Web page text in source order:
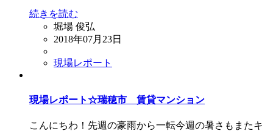
続きを読む
堀場 俊弘
2018年07月23日
現場レポート
現場レポート☆瑞穂市 賃貸マンション
こんにちわ！先週の豪雨から一転今週の暑さもまたキ